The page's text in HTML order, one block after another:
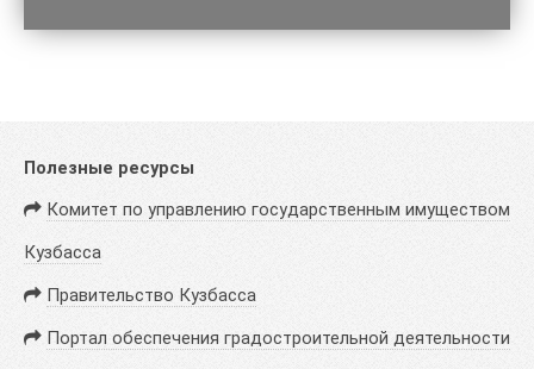
Полезные ресурсы
Комитет по управлению государственным имуществом
Кузбасса
Правительство Кузбасса
Портал обеспечения градостроительной деятельности